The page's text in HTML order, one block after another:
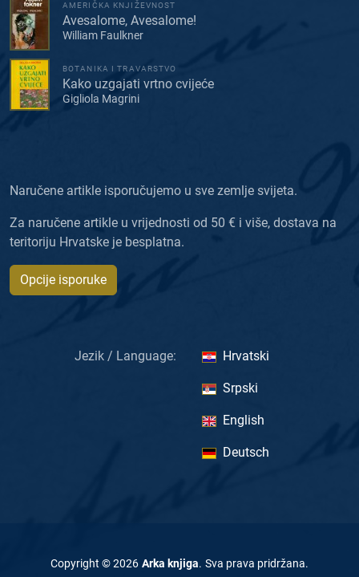
AMERIČKA KNJIŽEVNOST
Avesalome, Avesalome!
William Faulkner
BOTANIKA I TRAVARSTVO
Kako uzgajati vrtno cvijeće
Gigliola Magrini
Naručene artikle isporučujemo u sve zemlje svijeta.
Za naručene artikle u vrijednosti od 50 € i više, dostava na
teritoriju Hrvatske je besplatna.
Opcije isporuke
Jezik / Language: Hrvatski
Srpski
English
Deutsch
Copyright ©2026 Arka knjiga. Sva prava pridržana.